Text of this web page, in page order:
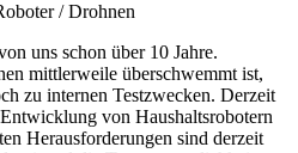
/ Drohnen
uns schon über 10 Jahre.
mittlerweile überschwemmt ist,
zu internen Testzwecken. Derzeit
von Haushaltsrobotern
Herausforderungen sind derzeit